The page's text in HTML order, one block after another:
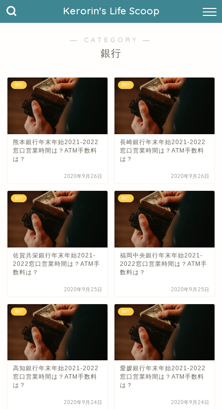
Kerorin's Life Scoop
― CATEGORY ―
銀行
銀行
熊本銀行年末年始2021-2022
窓口営業時間は？ATM手数料
は？
2020年9月26日
銀行
長崎銀行年末年始2021-2022
窓口営業時間は？ATM手数料
は？
2020年9月26日
銀行
佐賀共栄銀行年末年始2021-
2022窓口営業時間は？ATM手
数料は？
2020年9月25日
銀行
福岡中央銀行年末年始2021-
2022窓口営業時間は？ATM手
数料は？
2020年9月25日
銀行
高知銀行年末年始2021-2022
窓口営業時間は？ATM手数料
は？
2020年9月24日
銀行
愛媛銀行年末年始2021-2022
窓口営業時間は？ATM手数料
は？
2020年9月24日